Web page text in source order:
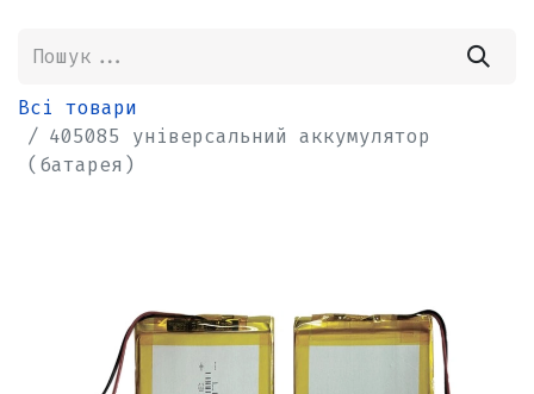
Всі товари
405085 універсальний аккумулятор
(батарея)